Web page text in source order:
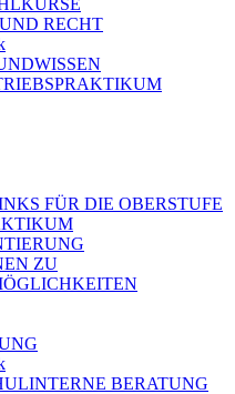
RECHT
FÜR DIE OBERSTUFE
ZU
BERATUNG